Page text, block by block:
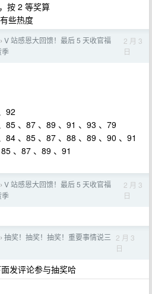
按 2 等奖算
些热度
› V 站感恩大回馈！最后 5 天收官福
季
2 月 3
日
92
85 、87 、89 、91 、93 、79
84 、85 、87 、88 、89 、90 、91
、87 、89 、91
› V 站感恩大回馈！最后 5 天收官福
季
2 月 3
日
› 抽奖！抽奖！抽奖！重要事情说三 2 月 3
日
发评论参与抽奖哈